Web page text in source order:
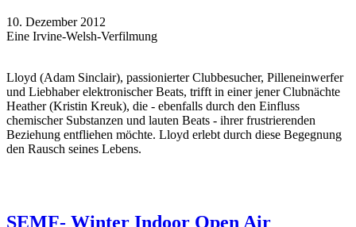
10. Dezember 2012
Eine Irvine-Welsh-Verfilmung
Lloyd (Adam Sinclair), passionierter Clubbesucher, Pilleneinwerfer
und Liebhaber elektronischer Beats, trifft in einer jener Clubnächte
Heather (Kristin Kreuk), die - ebenfalls durch den Einfluss
chemischer Substanzen und lauten Beats - ihrer frustrierenden
Beziehung entfliehen möchte. Lloyd erlebt durch diese Begegnung
den Rausch seines Lebens.
SEMF- Winter Indoor Open Air